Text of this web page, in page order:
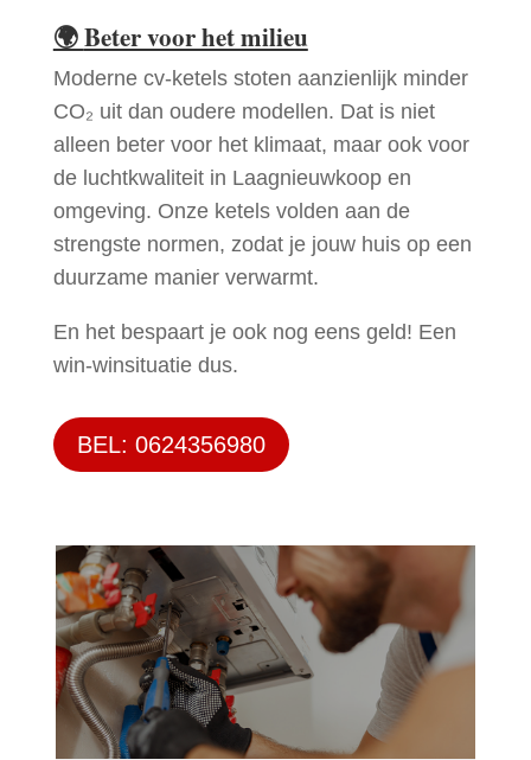
🌍Beter voor het milieu
Moderne cv-ketels stoten aanzienlijk minder
CO₂ uit dan oudere modellen. Dat is niet
alleen beter voor het klimaat, maar ook voor
de luchtkwaliteit in Laagnieuwkoop en
omgeving. Onze ketels volden aan de
strengste normen, zodat je jouw huis op een
duurzame manier verwarmt.
En het bespaart je ook nog eens geld! Een
win-winsituatie dus.
BEL: 0624356980